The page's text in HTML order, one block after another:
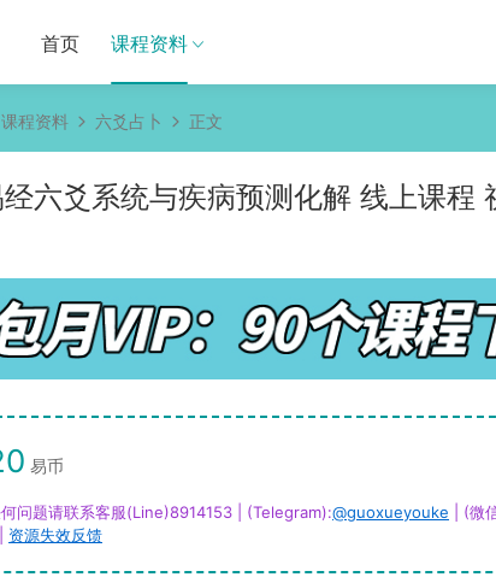
首页 课程资料
课程资料 六爻占卜 正文
六爻系统与疾病预测化解 线上课程
易币
问题请联系客服(Line)8914153 | (Telegram):@guoxueyouke | (微
资源失效反馈